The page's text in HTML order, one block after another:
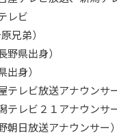
レビ
兄弟）
野県出身）
身）
放送アナウンサー
２１アナウンサー
送アナウンサー）